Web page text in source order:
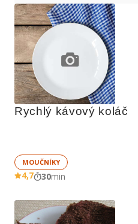
Rychlý kávový koláč
MOUČNÍKY
4,7 30min